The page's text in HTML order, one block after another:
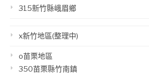
315新竹縣峨眉鄉
x新竹地區(整理中)
o苗栗地區
350苗栗縣竹南鎮